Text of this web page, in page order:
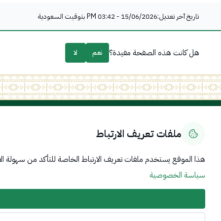
تاريخ آخر تعديل:15/06/2026 - 03:42 PM بتوقيت السعودية
هل كانت هذه الصفحة مفيدة؟ نعم لا
الحكومة الرقمية
منصة البيانات المفتوحة
سياسة المشاركة الإلكترونية
سياسة الوصول الى المعلومات والخدمات الرقمية
اليوم
القيادة
ملفات تعريف الارتباط
هذا الموقع يستخدم ملفات تعريف الارتباط الخاصة للتأكد من سهولة
سياسة الخصوصية